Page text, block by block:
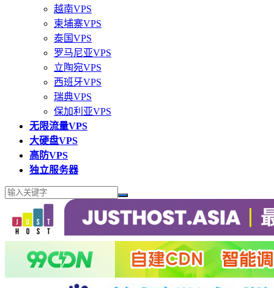
越南VPS
柬埔寨VPS
泰国VPS
罗马尼亚VPS
立陶宛VPS
西班牙VPS
瑞典VPS
保加利亚VPS
无限流量VPS
大硬盘VPS
高防VPS
独立服务器